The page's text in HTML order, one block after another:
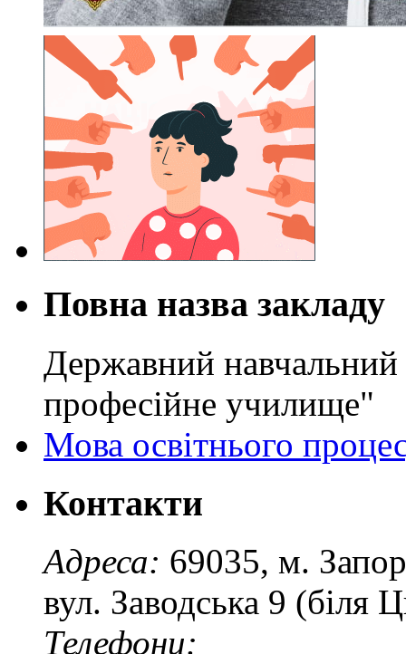
Повна назва закладу
Державний навчальний
професійне училище"
Мова освітнього
Контакти
Адреса: 69035, м.
вул. Заводська 9 (біля
Телефони: